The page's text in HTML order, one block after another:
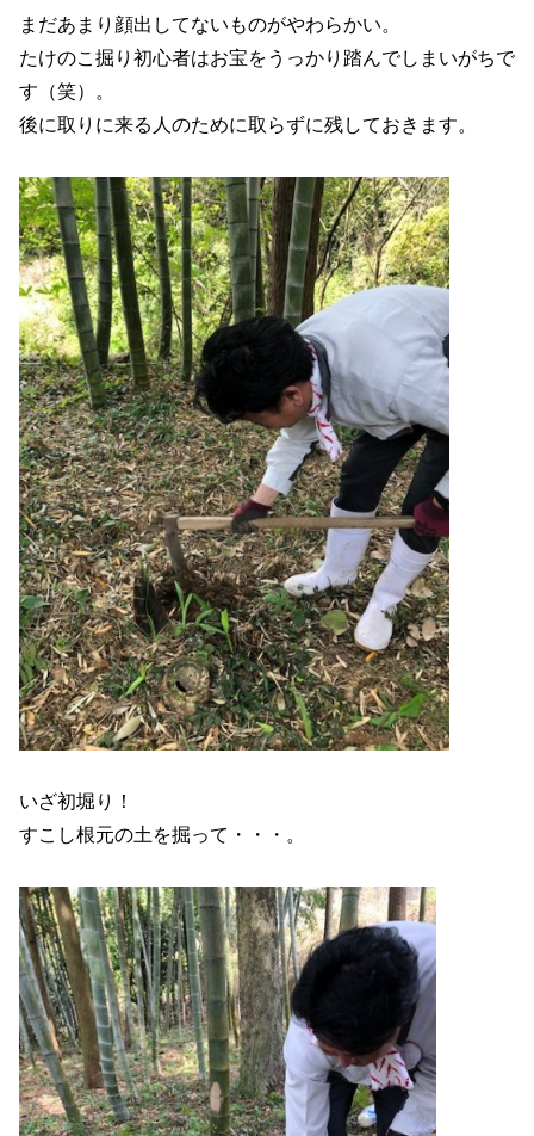
まだあまり顔出してないものがやわらかい。
たけのこ掘り初心者はお宝をうっかり踏んでしまいがちで
す（笑）。
後に取りに来る人のために取らずに残しておきます。
いざ初堀り！
すこし根元の土を掘って・・・。